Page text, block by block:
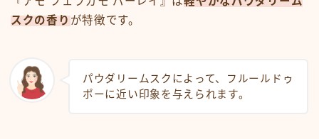
スクの香り が特徴です。
パウダリームスクによって、フルールドゥ
ポーに近い印象を与えられます。